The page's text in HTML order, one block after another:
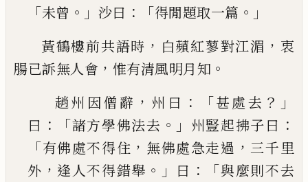
「未曾 。」 沙曰 ：「得閒題取一篇 。」
黃鶴樓前共語時 ， 白蘋紅蓼對江湄 ， 衷
腸已訴無人會 ， 惟有清風明月知 。
趙州因僧辭 ， 州曰 ：「甚處去 ？」
曰 ：「諸方學佛法去 。」 州豎起拂子曰 ：
「有佛處不得住 ， 無佛處急走過 ， 三千里
外 ， 逢人不得錯舉 。」 曰 ：「與麼則不去